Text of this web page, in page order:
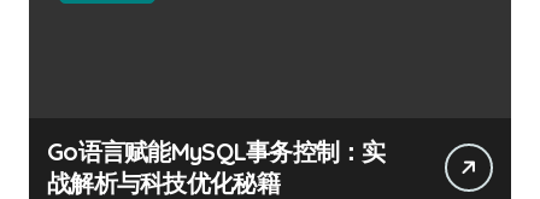
Go语言赋能MySQL事务控制：实
战解析与科技优化秘籍